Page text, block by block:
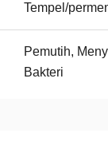
Tempel/
Pemutih,
Bakteri